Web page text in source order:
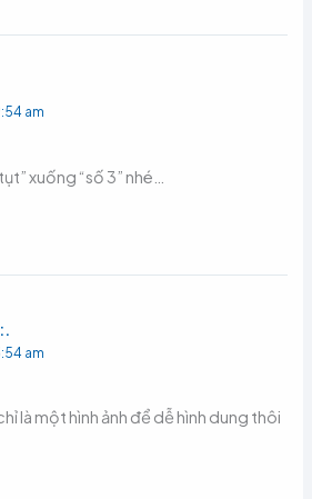
am
xuống “số 3” nhé…
am
là một hình ảnh để dễ hình dung thôi